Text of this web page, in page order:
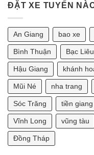
Đi
Phan
Ngày
Bao
Nhiêu?
7
Chỗ
Đi
Vũng
Tàu
Ngày
Bao
Nhiêu?
luận
ở
1990
Thì
Sinh
Con
Năm
Nào
Tốt?
Phong
Thủy
2025]
ĐẶT XE TUYẾN
An Giang bao xe
Bình Thuận Bạc Liêu
Hậu Giang khánh
Mũi Né nha trang
Sóc Trăng tiền giang
Vĩnh Long vũng tàu
Đồng Tháp